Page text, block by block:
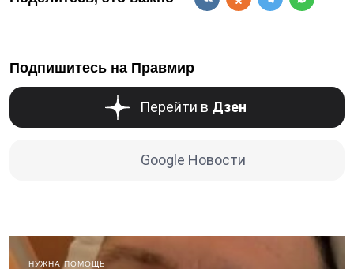
Подпишитесь на Правмир
Перейти в Дзен
Google Новости
НУЖНА ПОМОЩЬ